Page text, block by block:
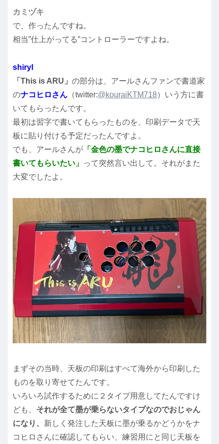
カミヅキ
で、作ったんですね。
相当”仕上がってる”コントローラーですよね。
shiryl
「This is ARU」 の部分は、アールさんファンで書道家
のナコヒロさん （twitter:@kouraiKTM718）いう方に書
いてもらったんです。
最初は習字で書いてもらったものを、印刷データで天
板に貼り付ける予定だったんですよ。
でも、アールさんが 「金色の墨でナコヒロさんに直接
書いてもらいたい」 って突然言い出して。それがまた
大変でしたよ。
まずその当時、天板の印刷はすべて海外から印刷した
ものを取り寄せてたんです。
いろいろ試作するために２タイプ用意してたんですけ
ども、 それが全て墨が乗らないタイプなのでおじゃん
になり、 新しく発注した天板に墨が乗るかどうかをナ
コヒロさんに確認してもらい、練習用にと同じ天板を